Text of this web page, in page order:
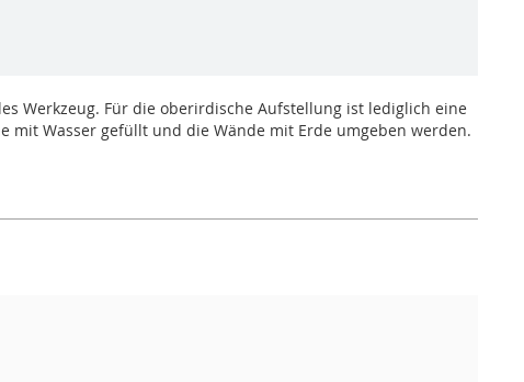
Werkzeug. Für die oberirdische Aufstellung ist lediglich eine
mit Wasser gefüllt und die Wände mit Erde umgeben werden.